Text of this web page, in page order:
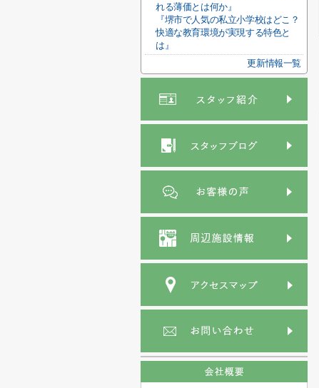
れる薄価とは何か』
『堺市で人気の私立小学校はどこ？
快適な教育環境が実現する特色と
は』
更新情報一覧